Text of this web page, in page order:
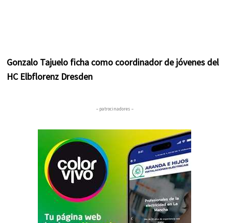
Gonzalo Tajuelo ficha como coordinador de jóvenes del
HC Elbflorenz Dresden
– patrocinadores –